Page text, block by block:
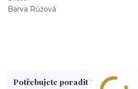
Barva Růžová
Potřebujete poradit?